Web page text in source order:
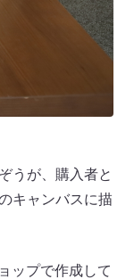
うが、購入者と
キャンバスに描
ップで作成して